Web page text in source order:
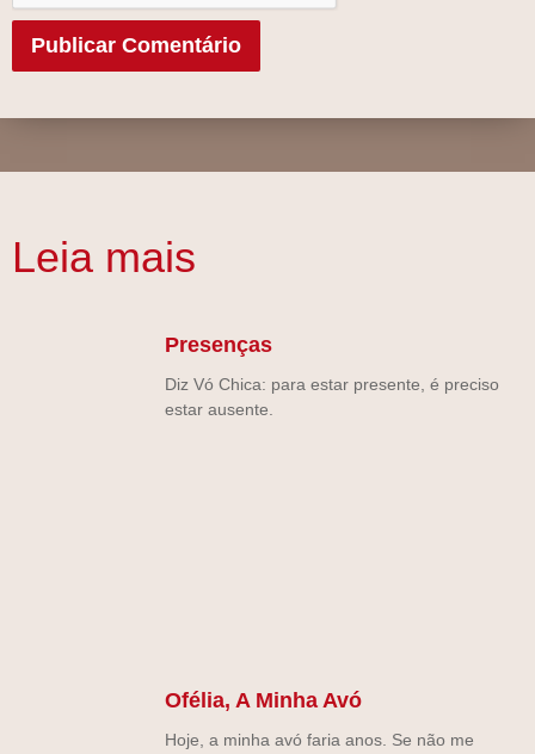
Leia mais
Presenças
Diz Vó Chica: para estar presente, é preciso
estar ausente.
Ofélia, A Minha Avó
Hoje, a minha avó faria anos. Se não me